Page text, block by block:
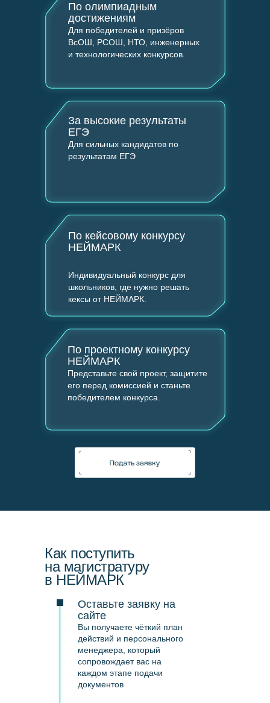
По олимпиадным
достижениям
Для победителей и призёров
ВсОШ, РСОШ, НТО, инженерных
и технологических конкурсов.
За высокие результаты
ЕГЭ
Для сильных кандидатов по
результатам ЕГЭ
По кейсовому конкурсу
НЕЙМАРК
Индивидуальный конкурс для
школьников, где нужно решать
кексы от НЕЙМАРК.
По проектному конкурсу
НЕЙМАРК
Представьте свой проект, защитите
его перед комиссией и станьте
победителем конкурса.
Оставьте заявку на
сайте
Вы получаете чёткий план
действий и персонального
менеджера, который
сопровождает вас на
каждом этапе подачи
документов
Как поступить
на магистратуру
в НЕЙМАРК